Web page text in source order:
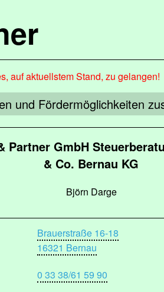
auf aktuellstem Stand, zu gelangen!
und Fördermöglichkeiten
Partner GmbH
& Co. Bernau KG
Björn Darge
Brauerstraße 16-18
16321 Bernau
0 33 38/61 59 90